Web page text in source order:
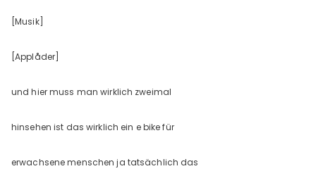
[Musik]
[Applåder]
und hier muss man wirklich zweimal
hinsehen ist das wirklich ein e bike für
erwachsene menschen ja tatsächlich das